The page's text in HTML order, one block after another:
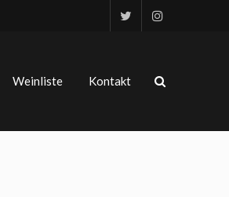
Weinliste Kontakt